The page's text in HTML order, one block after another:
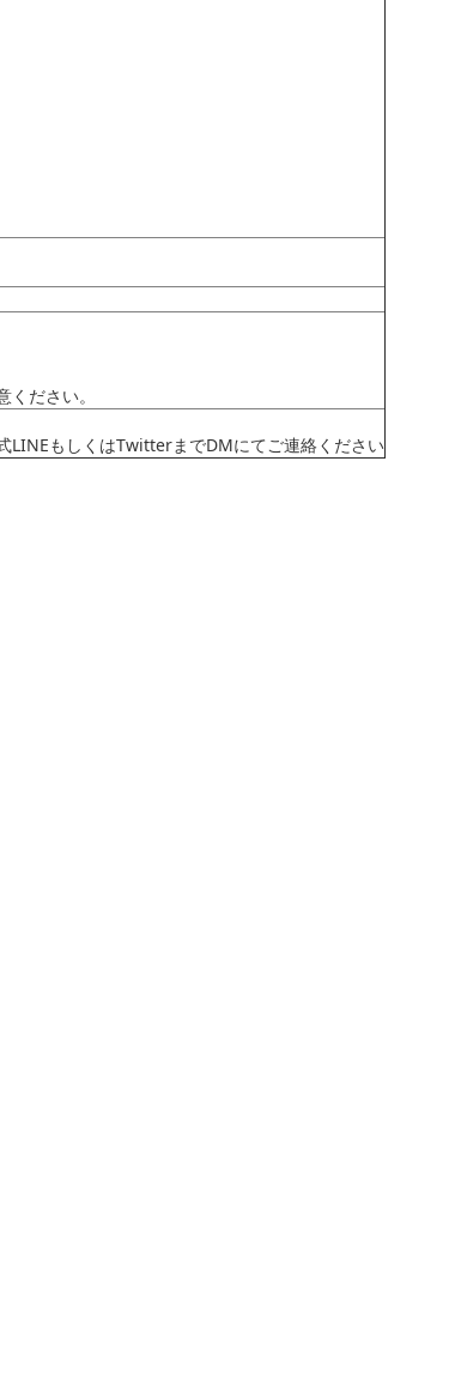
ださい。
LINEもしくはTwitterまでDMにてご連絡ください